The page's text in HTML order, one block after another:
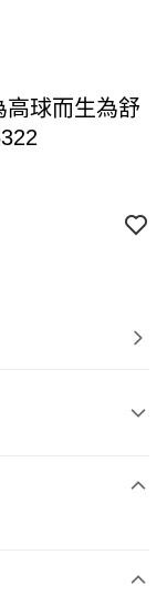
高球而生為舒
JLX06322